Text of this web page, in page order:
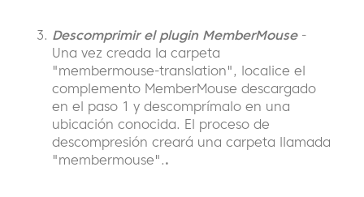
Descomprimir el plugin MemberMouse-
Una vez creada la carpeta
"membermouse-translation", localice el
complemento MemberMouse descargado
en el paso 1 y descomprímalo en una
ubicación conocida. El proceso de
descompresión creará una carpeta llamada
"membermouse"..